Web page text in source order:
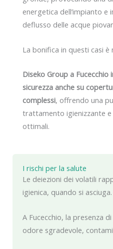
I rischi per la salute
Le deiezioni dei volatili
igienica, quando si asciuga.
A Fucecchio, la presenza
odore sgradevole,
energetica dell’impianto
deflusso delle acque
La bonifica in questi casi è
Diseko Group a Fucecchio
sicurezza anche su
complessi, offrendo una
trattamento igienizzante
ottimali.